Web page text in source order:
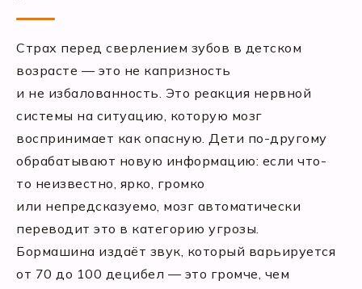
Страх перед сверлением зубов в детском
возрасте — это не капризность
и не избалованность. Это реакция нервной
системы на ситуацию, которую мозг
воспринимает как опасную. Дети по-другому
обрабатывают новую информацию: если что-
то неизвестно, ярко, громко
или непредсказуемо, мозг автоматически
переводит это в категорию угрозы.
Бормашина издаёт звук, который варьируется
от 70 до 100 децибел — это громче, чем